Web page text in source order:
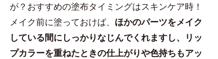
が？おすすめの塗布タイミングはスキンケア時！
メイク前に塗っておけば、 ほかのパーツをメイク
している間にしっかりなじんでくれますし、リッ
プカラーを重ねたときの仕上がりや色持ちもアッ